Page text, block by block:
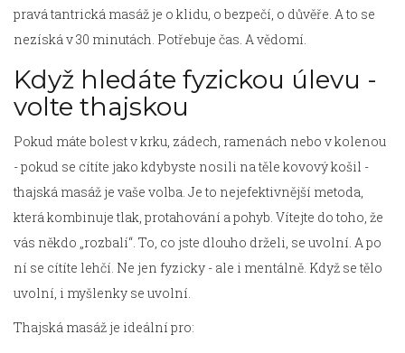
pravá tantrická masáž je o klidu, o bezpečí, o důvěře. A to se
nezíská v 30 minutách. Potřebuje čas. A vědomí.
Když hledáte fyzickou úlevu -
volte thajskou
Pokud máte bolest v krku, zádech, ramenách nebo v kolenou
- pokud se cítíte jako kdybyste nosili na těle kovový košil -
thajská masáž je vaše volba. Je to nejefektivnější metoda,
která kombinuje tlak, protahování a pohyb. Vítejte do toho, že
vás někdo „rozbalí“. To, co jste dlouho drželi, se uvolní. A po
ní se cítíte lehčí. Ne jen fyzicky - ale i mentálně. Když se tělo
uvolní, i myšlenky se uvolní.
Thajská masáž je ideální pro: